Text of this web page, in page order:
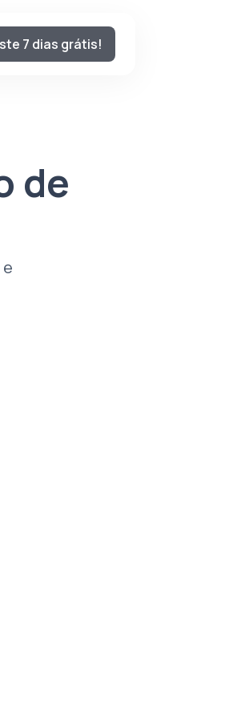
7 dias grátis!
de